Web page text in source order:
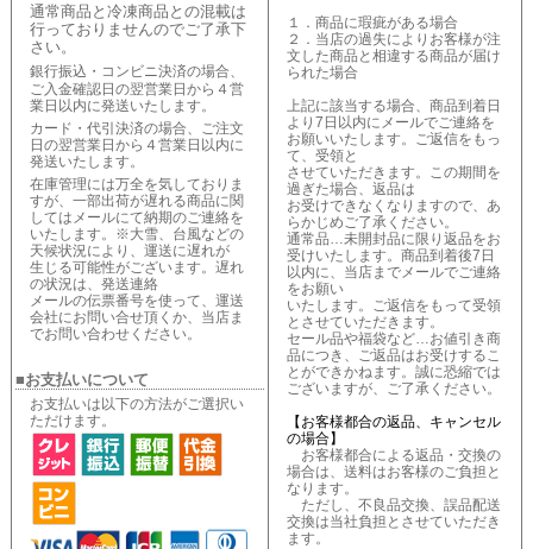
通常商品と冷凍商品との混載は
行っておりませんのでご了承下
さい。
銀行振込・コンビニ決済の場合、
ご入金確認日の翌営業日から４営
業日以内に発送いたします。
カード・代引決済の場合、ご注文
日の翌営業日から４営業日以内に
発送いたします。
在庫管理には万全を気しておりま
すが、一部出荷が遅れる商品に関
してはメールにて納期のご連絡を
いたします。※大雪、台風などの
天候状況により、運送に遅れが
生じる可能性がございます。遅れ
の状況は、発送連絡
メールの伝票番号を使って、運送
会社にお問い合せ頂くか、当店ま
でお問い合わせください。
■お支払いについて
お支払いは以下の方法がご選択い
ただけます。
１．商品に瑕疵がある場合
２．当店の過失によりお客様が注
文した商品と相違する商品が届け
られた場合
上記に該当する場合、商品到着日
より7日以内にメールでご連絡を
お願いいたします。ご返信をもっ
て、受領と
させていただきます。この期間を
過ぎた場合、返品は
お受けできなくなりますので、あ
らかじめご了承ください。
通常品…未開封品に限り返品をお
受けいたします。商品到着後7日
以内に、当店までメールでご連絡
をお願い
いたします。ご返信をもって受領
とさせていただきます。
セール品や福袋など…お値引き商
品につき、ご返品はお受けするこ
とができかねます。誠に恐縮では
ございますが、ご了承ください。
【お客様都合の返品、キャンセル
の場合】
お客様都合による返品・交換の
場合は、送料はお客様のご負担と
なります。
ただし、不良品交換、誤品配送
交換は当社負担とさせていただき
ます。